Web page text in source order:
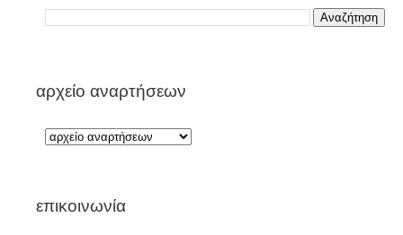
αρχείο αναρτήσεων
επικοινωνία